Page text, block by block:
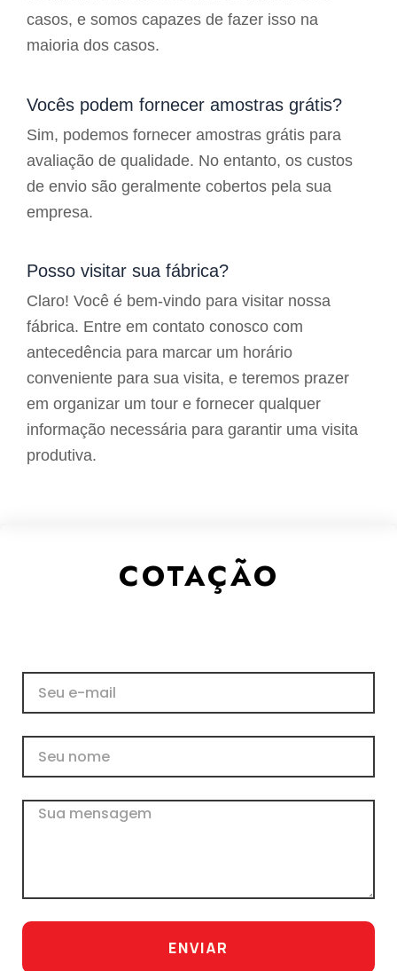
casos, e somos capazes de fazer isso na
maioria dos casos.
Vocês podem fornecer amostras grátis?
Sim, podemos fornecer amostras grátis para
avaliação de qualidade. No entanto, os custos
de envio são geralmente cobertos pela sua
empresa.
Posso visitar sua fábrica?
Claro! Você é bem-vindo para visitar nossa
fábrica. Entre em contato conosco com
antecedência para marcar um horário
conveniente para sua visita, e teremos prazer
em organizar um tour e fornecer qualquer
informação necessária para garantir uma visita
produtiva.
COTAÇÃO
mail
Mensagem
ENVIAR